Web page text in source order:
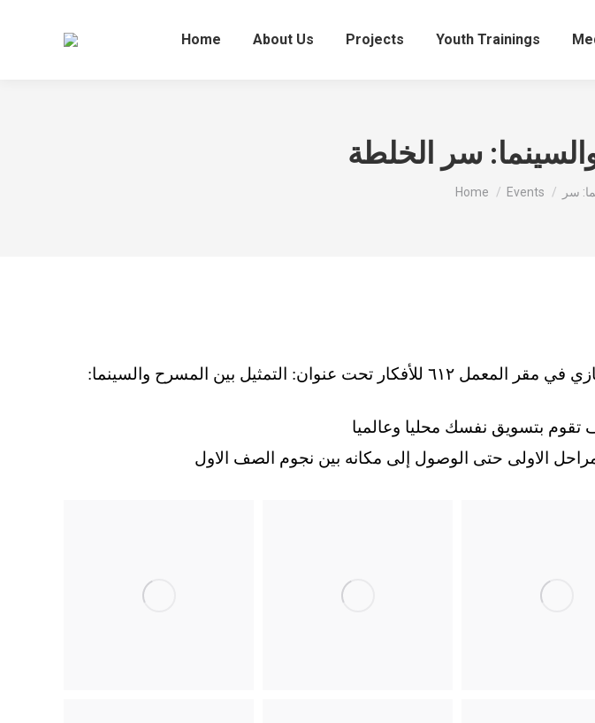
Home About Us Projects Youth Trainings
سر الخلطة
You are here:
Home Events
حوارات مع الممثل والإعلامي عدي حجازي في مقر المعمل ٦١٢ للأفكار تحت عنوان: التمثيل بين المسرح والسينما:
تقوم بتسويق نفسك محليا وعالميا
الاولى حتى الوصول إلى مكانه بين نجوم الصف الاول